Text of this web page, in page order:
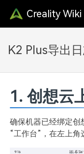
Creality Wiki
K2 Plus导出
1. 创想云
确保机器已经绑定创
“工作台”，在左上角